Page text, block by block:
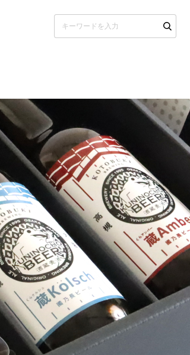
セレクト
日本酒・焼酎
ワイン・スパ
ウイスキー・
その他（クラ
etc）
期コース・頒布会） 商品